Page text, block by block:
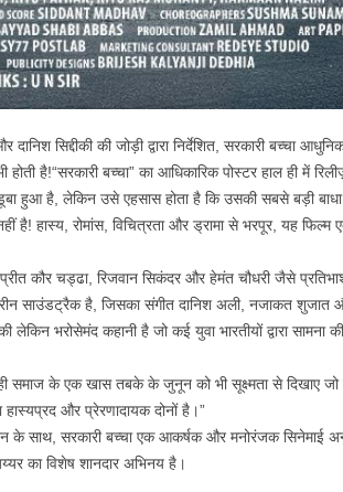
सिद्दीकी की जोड़ी द्वारा निर्देशित, सरकारी बच्चा
है!“सरकारी बच्चा” का आधिकारिक पोस्टर हाल ही में
हुआ है, लेकिन उसे एहसास होता है कि उसकी सबसे बड़ी
हास्य, रोमांस, विचित्रता और ड्रामा से भरपूर, यह फिल्म
कौर चड्ढा, रिजवान सिकंदर और हेमंत चौधरी जैसे
साउंडट्रैक है, जिसका संगीत दानिश अली, नजाकत
लेकिन भरोसेमंद कहानी है जो कई युवा भारतीयों द्वारा सामना
समाज के एक खास तबके के जुनून को भी सूक्ष्मता से दिखाए
और प्रेरणादायक दोनों है।”
के साथ, सरकारी बच्चा एक आकर्षक और मनोरंजक
का विशेष शानदार अभिनय है।